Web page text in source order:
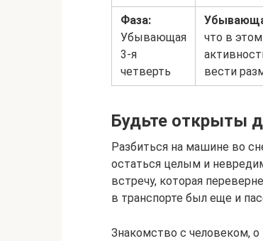
Фаза:
Убывающая
3-я
четверть
что в
вести
Будьте открыты
Разбиться на машине во
остаться целым и
встречу, которая
в транспорте был еще и
Знакомство с человеком,